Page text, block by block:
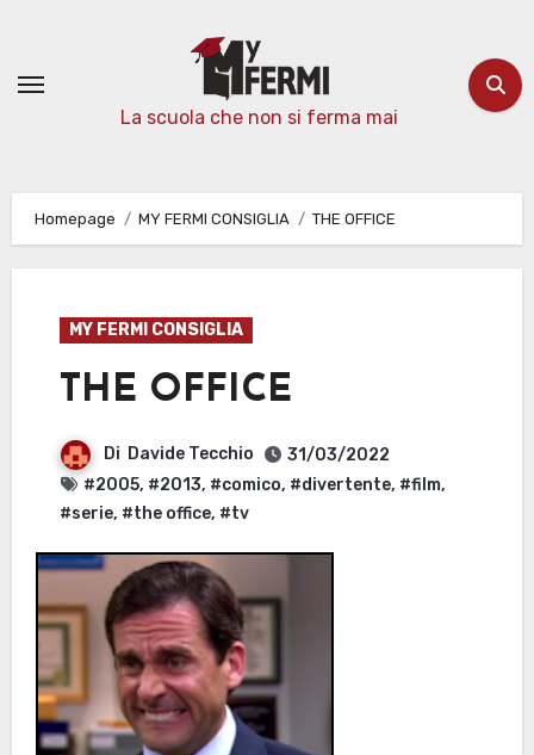
contenuto
La scuola che non si ferma mai
Homepage MY FERMI CONSIGLIA THE OFFICE
MY FERMI CONSIGLIA
THE OFFICE
Di Davide Tecchio
31/03/2022
#2005, #2013, #comico, #divertente, #film,
#serie, #the office, #tv